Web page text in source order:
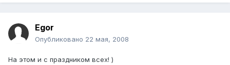
Egor
Опубликовано 22 мая, 2008
На этом и с праздником всех! )